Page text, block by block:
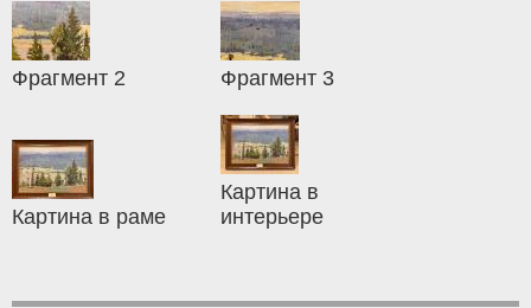
Фрагмент 2 Фрагмент 3
Картина в раме
Картина в
интерьере